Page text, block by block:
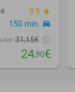
9.9 star
150 min. directions_car
31,15€
24,90€